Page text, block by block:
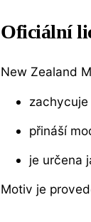
Oficiální
New Zealand
přináší
je určena
Motiv je